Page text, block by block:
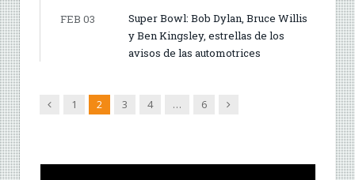
FEB 03
Super Bowl: Bob Dylan, Bruce Willis
y Ben Kingsley, estrellas de los
avisos de las automotrices
Anterior
1 2 3 4 … 6 Siguiente